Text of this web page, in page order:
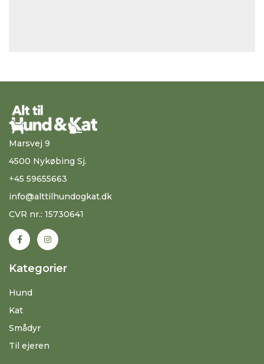
Marsvej 9
4500 Nykøbing Sj.
+45 59655663
info@alttilhundogkat.dk
CVR nr.: 15730641
Kategorier
Hund
Kat
Smådyr
Til ejeren